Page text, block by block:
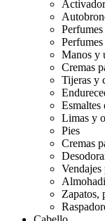
Perfumes
Manos y
Cremas
Tijeras y
Esmaltes
Limas y
Pies
Cremas
Vendajes
Zapatos,